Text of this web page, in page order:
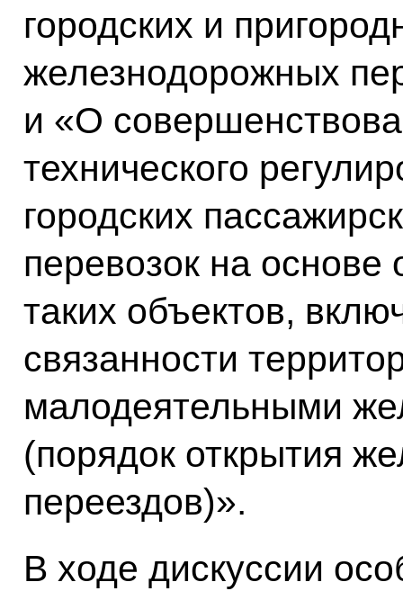
городских и
железнодорожных
и «О
технического
городских
перевозок на основе
таких объектов,
связанности
малодеятельными
(порядок открытия
переездов)».
В ходе дискуссии